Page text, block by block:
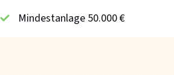
Mindestanlage 50.000 €